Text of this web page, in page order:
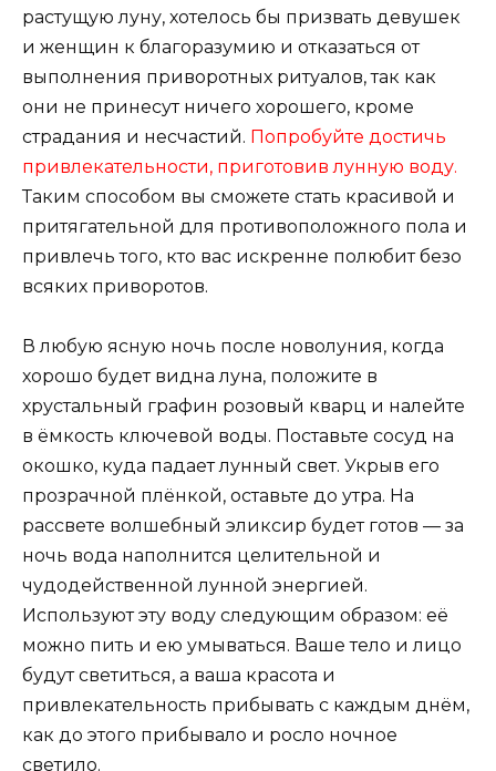
растущую луну, хотелось бы призвать девушек
и женщин к благоразумию и отказаться от
выполнения приворотных ритуалов, так как
они не принесут ничего хорошего, кроме
страдания и несчастий. Попробуйте достичь
привлекательности, приготовив лунную воду.
Таким способом вы сможете стать красивой и
притягательной для противоположного пола и
привлечь того, кто вас искренне полюбит безо
всяких приворотов.
В любую ясную ночь после новолуния, когда
хорошо будет видна луна, положите в
хрустальный графин розовый кварц и налейте
в ёмкость ключевой воды. Поставьте сосуд на
окошко, куда падает лунный свет. Укрыв его
прозрачной плёнкой, оставьте до утра. На
рассвете волшебный эликсир будет готов — за
ночь вода наполнится целительной и
чудодейственной лунной энергией.
Используют эту воду следующим образом: её
можно пить и ею умываться. Ваше тело и лицо
будут светиться, а ваша красота и
привлекательность прибывать с каждым днём,
как до этого прибывало и росло ночное
светило.